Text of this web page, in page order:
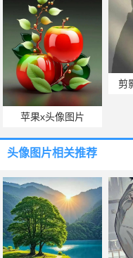
苹果x头像图片
剪
头像图片相关推荐